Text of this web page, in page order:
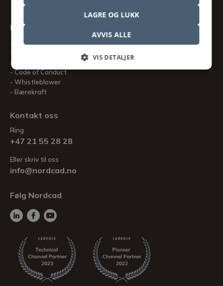
Informasjon
Handelsbetingelser
Cookies og personopplysninger
Konsulentvirksomheter
Code of Conduct
Whistleblower
Bærekraft
Kontakt oss
Ring
+47 21 55 28 28
Eller skriv til oss
info@nordcad.no
Følg Nordcad
LAGRE OG LUKK
AVVIS ALLE
VIS DETALJER